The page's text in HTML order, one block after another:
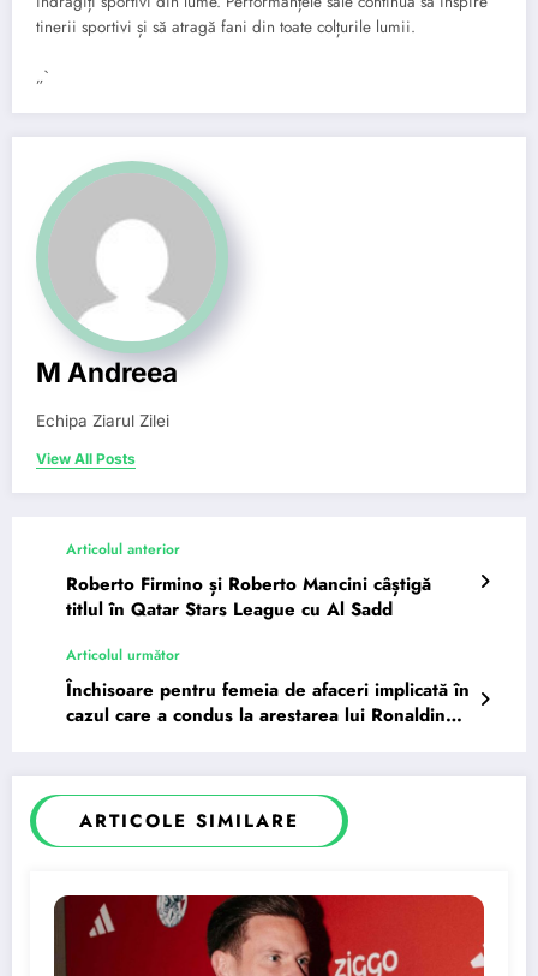
tinerii sportivi și să atragă fani din toate colțurile lumii.
„`
M Andreea
Echipa Ziarul Zilei
View All Posts
Articolul anterior
Roberto Firmino și Roberto Mancini câștigă
titlul în Qatar Stars League cu Al Sadd
Articolul următor
Închisoare pentru femeia de afaceri implicată în
cazul care a condus la arestarea lui Ronaldinho
ARTICOLE SIMILARE